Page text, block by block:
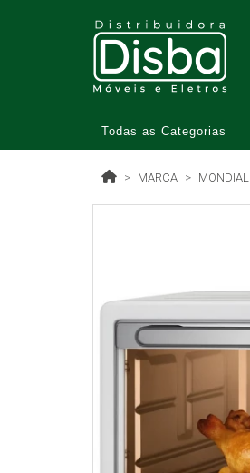
Todas as Categorias
MARCA MONDIAL